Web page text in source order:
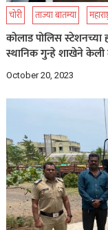
चोरी ताज्या बातम्या
कोलाड पोलिस स्टेशनच्या
स्थानिक गुन्हे शाखेने
October 20, 2023